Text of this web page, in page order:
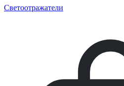
Светоотражатели